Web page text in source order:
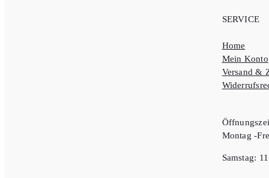
SERVICE
Home
Mein Konto
Versand &
Montag -
Samstag: